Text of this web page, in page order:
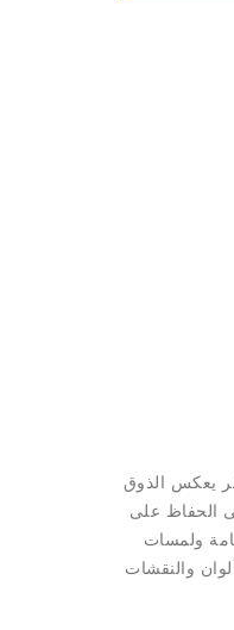
يعكس الذوق
الحفاظ على
ولمسات
والنقشات